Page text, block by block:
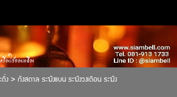
งใช้ทองเหลือง
ง> กังสดาล ระฆังแบน ระฆังวงเดือน ระฆัง